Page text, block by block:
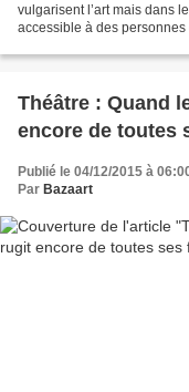
vulgarisent l’art mais dans
accessible à des
Théâtre : Quand
encore de toutes
Publié le 04/12/2015 à
Par Bazaart